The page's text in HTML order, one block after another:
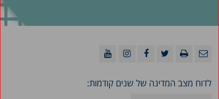
לדוח מצב המדינה של שנים קודמות: